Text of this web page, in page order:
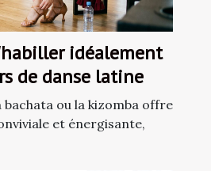
idéalement
de danse latine
bachata ou la kizomba offre
et énergisante,